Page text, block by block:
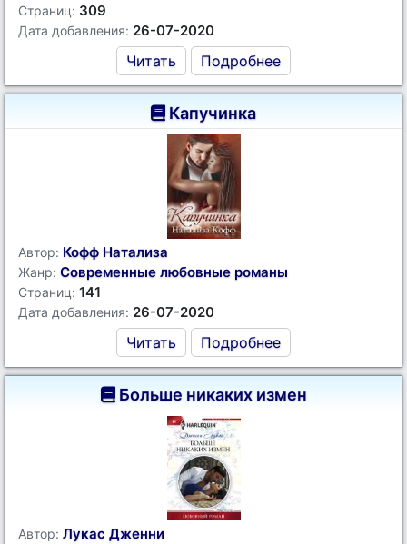
Страниц: 309
Дата добавления: 26-07-2020
Читать Подробнее
Капучинка
Автор: Кофф Натализа
Жанр: Современные любовные романы
Страниц: 141
Дата добавления: 26-07-2020
Читать Подробнее
Больше никаких измен
Автор: Лукас Дженни